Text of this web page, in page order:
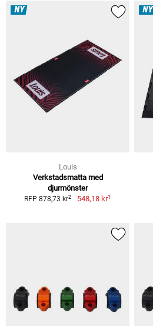
NY
Louis
Verkstadsmatta med
djurmönster
RFP 878,73 kr2 548,18 kr1
NY